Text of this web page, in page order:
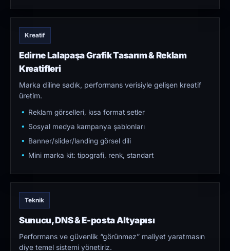
Kreatif
Edirne Lalapaşa Grafik Tasarım & Reklam
Kreatifleri
Marka diline sadık, performans verisiyle gelişen kreatif
üretim.
Reklam görselleri, kısa format setler
Sosyal medya kampanya şablonları
Banner/slider/landing görsel dili
Mini marka kit: tipografi, renk, standart
Teknik
Sunucu, DNS & E-posta Altyapısı
Performans ve güvenlik “görünmez” maliyet yaratmasın
diye temel sistemi yönetiriz.